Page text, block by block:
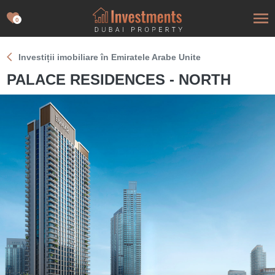
0
Investiții imobiliare în Emiratele Arabe Unite
PALACE RESIDENCES - NORTH